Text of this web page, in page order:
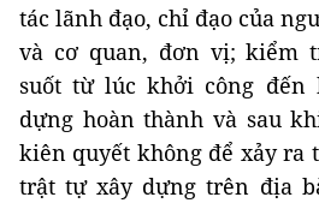
tác lãnh đạo, chỉ đạo của
và cơ quan, đơn vị; kiểm
suốt từ lúc khởi công đến
dựng hoàn thành và sau
kiên quyết không để xảy ra
trật tự xây dựng trên địa